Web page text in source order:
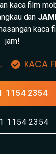
kaca film
dan
kaca
jam!
KACA
1154 2354
1154 2354